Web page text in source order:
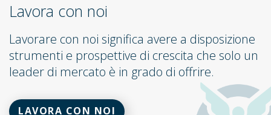
Lavora con noi
Lavorare con noi significa avere a disposizione
strumenti e prospettive di crescita che solo un
leader di mercato è in grado di offrire.
LAVORA CON NOI